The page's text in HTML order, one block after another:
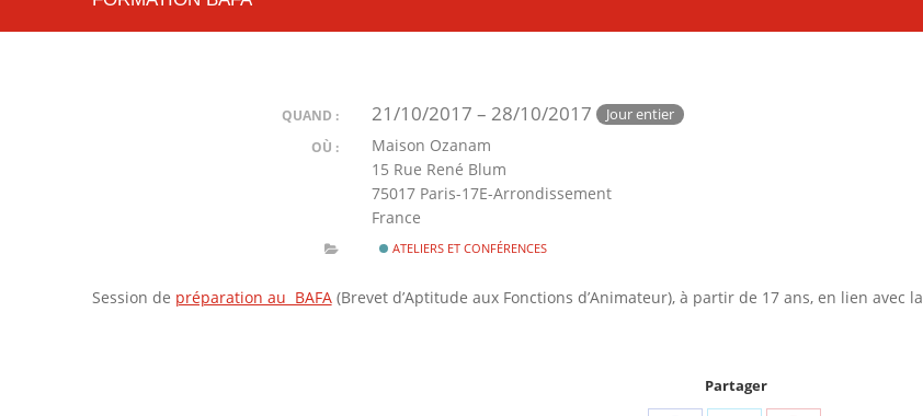
QUAND : 21/10/2017 – 28/10/2017 Jour entier
OÙ :
Maison Ozanam
15 Rue René Blum
75017 Paris-17E-Arrondissement
France
ATELIERS ET CONFÉRENCES
Session de préparation au BAFA(Brevet d’Aptitude aux Fonctions d’Animateur), à partir de 17 ans, en lien avec la
Partager